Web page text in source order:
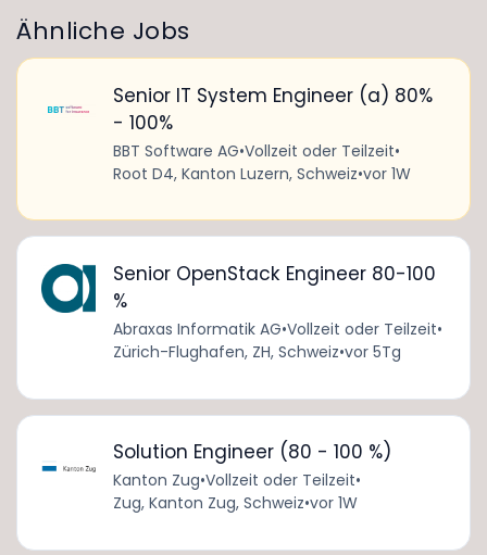
Ähnliche Jobs
Senior IT System Engineer (a) 80%
- 100%
BBT Software AG•Vollzeit oder Teilzeit•
Root D4, Kanton Luzern, Schweiz•vor 1W
Senior OpenStack Engineer 80-100
%
Abraxas Informatik AG•Vollzeit oder Teilzeit•
Zürich-Flughafen, ZH, Schweiz•vor 5Tg
Solution Engineer (80 - 100 %)
Kanton Zug•Vollzeit oder Teilzeit•
Zug, Kanton Zug, Schweiz•vor 1W